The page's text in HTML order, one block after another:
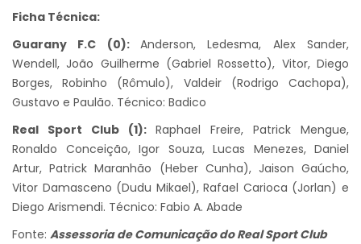
Ficha Técnica:
Guarany F.C (0): Anderson, Ledesma, Alex Sander,
Wendell, João Guilherme (Gabriel Rossetto), Vitor, Diego
Borges, Robinho (Rômulo), Valdeir (Rodrigo Cachopa),
Gustavo e Paulão. Técnico: Badico
Real Sport Club (1):Raphael Freire, Patrick Mengue,
Ronaldo Conceição, Igor Souza, Lucas Menezes, Daniel
Artur, Patrick Maranhão (Heber Cunha), Jaison Gaúcho,
Vitor Damasceno (Dudu Mikael), Rafael Carioca (Jorlan) e
Diego Arismendi. Técnico: Fabio A. Abade
Fonte: Assessoria de Comunicação do Real Sport Club